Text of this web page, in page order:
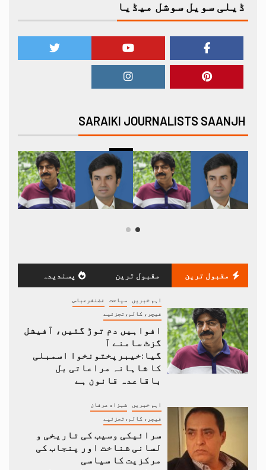
ڈیلی سویل سوشل میڈیا
SARAIKI JOURNALISTS SAANJH
مقبول ترین مقبول ترین پسندیدہ
اہم خبریں سیاحت غضنفرعباس
فیچر، کالم،تجزئیے
افواہیں دم توڑ گئیں، آفیشل
گزٹ سامنے آ
گیا:خیبرپختونخوا اسمبلی
کا شاہانہ مراعاتی بل
باقاعدہ قانون ہے
اہم خبریں شہزاد عرفان
فیچر، کالم،تجزئیے
سرائیکی وسیب کی تاریخی و
لسانی شناخت اور پنجاب کی
مرکزیت کا سیاسی